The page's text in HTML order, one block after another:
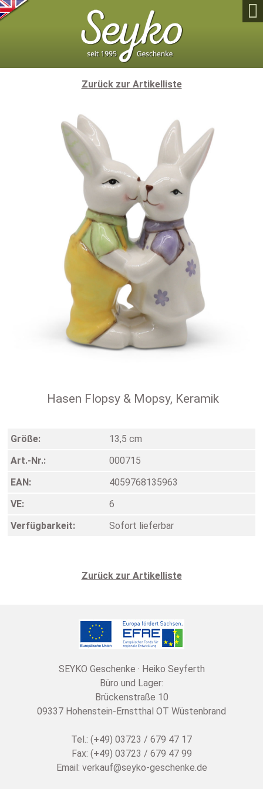

Zurück zur Artikelliste
Hasen Flopsy & Mopsy, Keramik
Größe:
13,5 cm
Art.-Nr.:
000715
EAN:
4059768135963
VE:
6
Verfügbarkeit:
Sofort lieferbar
Zurück zur Artikelliste
SEYKO Geschenke · Heiko Seyferth
Büro und Lager:
Brückenstraße 10
09337 Hohenstein-Ernstthal OT Wüstenbrand
Tel.: (+49) 03723 / 679 47 17
Fax: (+49) 03723 / 679 47 99
Email: verkauf@seyko-geschenke.de